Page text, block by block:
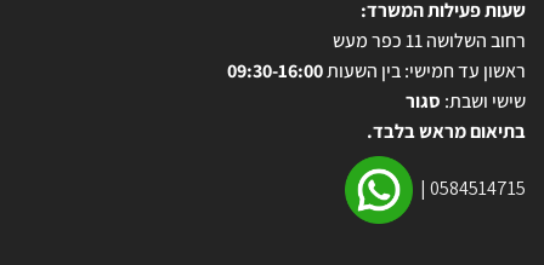
שעות פעילות המשרד:
רחוב השלושה 11 כפר מעש
ראשון עד חמישי: בין השעות09:30-16:00
שישי ושבת: סגור
בתיאום מראש בלבד.
0584514715
|